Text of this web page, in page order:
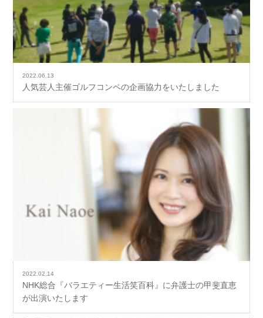
2022.06.13
人気芸人主催ゴルフコンペの企画協力をいたしました
2022.02.14
NHK総合『バラエティー生活笑百科』に弁護士の甲斐直恵
が出演いたします